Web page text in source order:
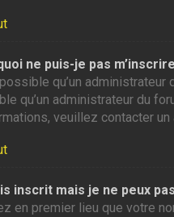
ne puis-je pas
qu’un
qu’un administrateur du
veuillez contacter
inscrit mais je ne peux
en premier lieu que votre